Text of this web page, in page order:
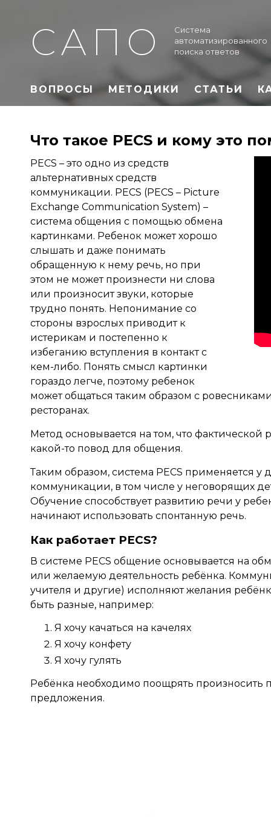
САПО
Система
автоматизированного
поиска ответов
ВОПРОСЫ МЕТОДИКИ СТАТЬИ
Что такое PECS и кому это
PECS – это одно из средств
альтернативных средств
коммуникации. PECS (PECS – Picture
Exchange Communication System) –
система общения с помощью обмена
картинками. Ребенок может хорошо
слышать и даже понимать
обращенную к нему речь, но при
этом не может произнести ни слова
или произносит звуки, которые
трудно понять. Непонимание со
стороны взрослых приводит к
истерикам и постепенно к
избеганию вступления в контакт с
кем-либо. Понять смысл картинки
гораздо легче, поэтому ребенок
может общаться таким образом с
ресторанах.
Метод основывается на том, что
какой-то повод для общения.
Таким образом, система PECS применяется у
коммуникации, в том числе у неговорящих
Обучение способствует развитию речи у
начинают использовать спонтанную речь.
Как работает PECS?
В системе PECS общение основывается на
или желаемую деятельность ребёнка.
учителя и другие) исполняют желания
быть разные, например:
Я хочу качаться на качелях
Я хочу конфету
Я хочу гулять
Ребёнка необходимо поощрять произносить
предложения.